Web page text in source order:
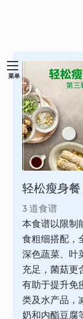
跳菜单
轻松瘦身
3 道食谱
本食谱以限制
食粗细搭配，
深色蔬菜、叶
充足，菌菇更
有助于提升免
类及水产品，
奶和内酯豆腐